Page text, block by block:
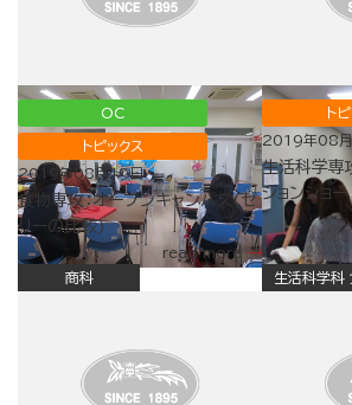
OC
トピックス
2019年08月19日
食物専攻：オープンキャンパス(ゼ
リーの比較)
read more
ト
2019年08
生活科学専
ションショー
商科 生活科学科